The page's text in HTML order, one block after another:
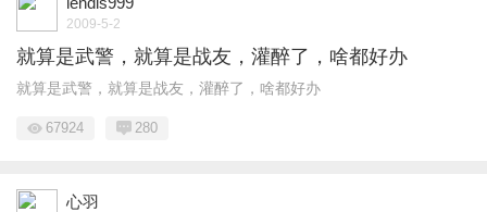
2009-5-2
就算是武警，就算是战友，灌醉了，啥都好办
就算是武警，就算是战友，灌醉了，啥都好办
67924 280
心羽